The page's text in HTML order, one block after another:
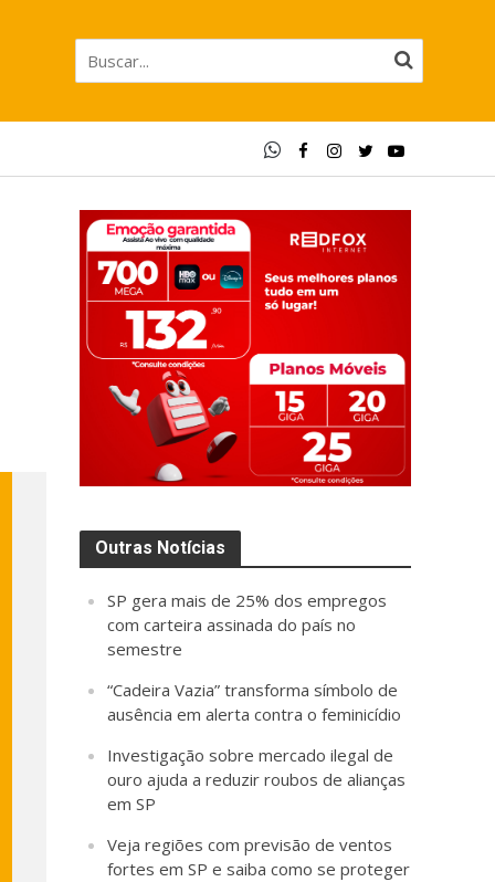
Outras Notícias
SP gera mais de 25% dos empregos
com carteira assinada do país no
semestre
“Cadeira Vazia” transforma símbolo de
ausência em alerta contra o feminicídio
Investigação sobre mercado ilegal de
ouro ajuda a reduzir roubos de alianças
em SP
Veja regiões com previsão de ventos
fortes em SP e saiba como se proteger